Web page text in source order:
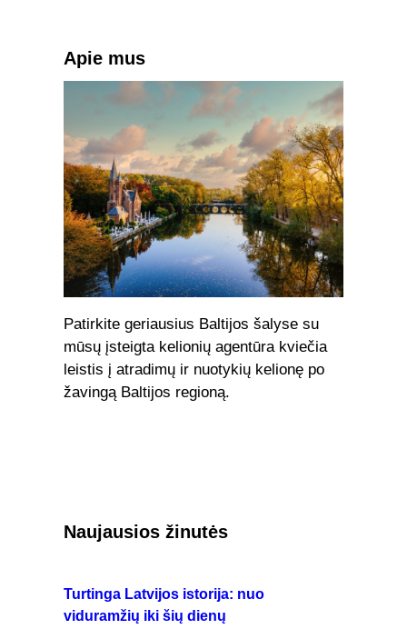
Apie mus
Patirkite geriausius Baltijos šalyse su
mūsų įsteigta kelionių agentūra kviečia
leistis į atradimų ir nuotykių kelionę po
žavingą Baltijos regioną.
Naujausios žinutės
Turtinga Latvijos istorija: nuo
viduramžių iki šių dienų